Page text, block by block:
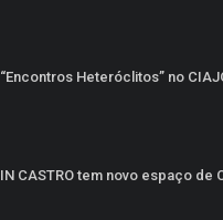
“Encontros Heteróclitos” no
IN CASTRO tem novo espaço de